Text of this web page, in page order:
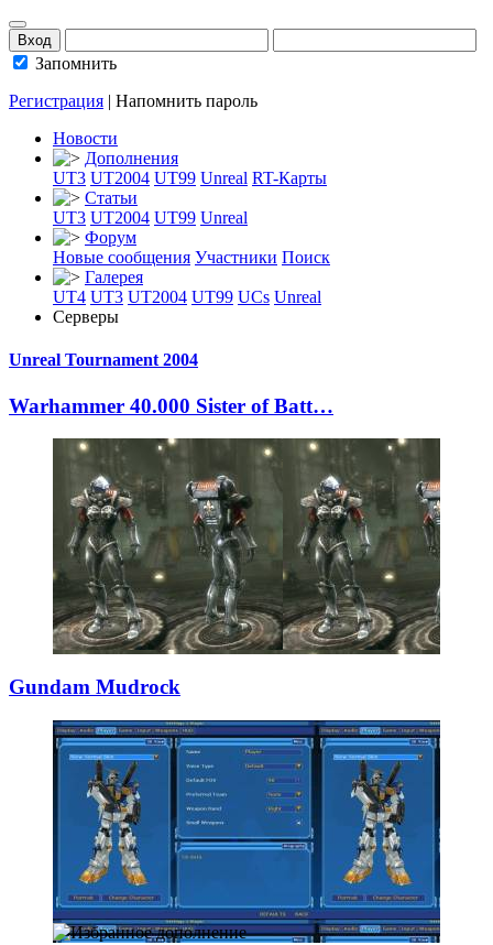
Запомнить
Регистрация | Напомнить пароль
Новости
Дополнения
UT3 UT2004 UT99 Unreal RT-Карты
Статьи
UT3 UT2004 UT99 Unreal
Форум
Новые сообщения Участники Поиск
Галерея
UT4 UT3 UT2004 UT99 UCs Unreal
Серверы
Unreal Tournament 2004
Warhammer 40.000 ­ Sister of Batt…
Gundam Mudrock